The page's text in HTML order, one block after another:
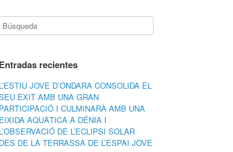
Entradas recientes
L’ESTIU JOVE D’ONDARA CONSOLIDA EL
ÈXIT AMB UNA GRAN
PARTICIPACIÓ I CULMINARÀ AMB UNA
EIXIDA AQUÀTICA A DÉNIA I
L’OBSERVACIÓ DE L’ECLIPSI SOLAR
DES DE LA TERRASSA DE L’ESPAI JOVE